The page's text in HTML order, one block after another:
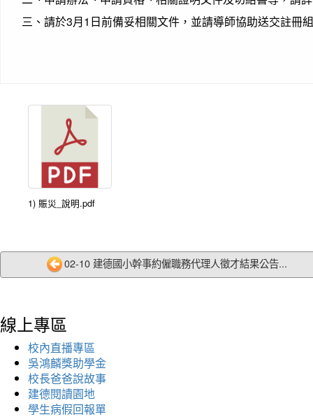
三、請於3月1日前備妥相關文件，並請導師協助送交註冊
1) 賑災_說明.pdf
02-10 建德國小幹事約僱職務代理人徵才結果公告...
線上專區
校內直播專區
吳鴻麟獎助學金
校長爸爸說故事
建德閱讀園地
學生病假回報單